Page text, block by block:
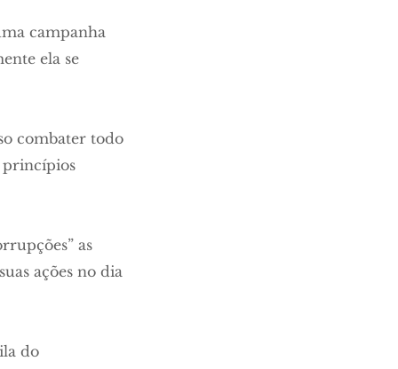
campanha
ela se
combater todo
princípios
as
ações no dia
do